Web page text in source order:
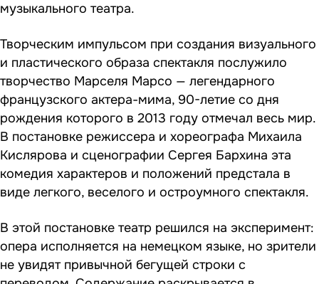
музыкального театра.
Творческим импульсом при создания визуального
и пластического образа спектакля послужило
творчество Марселя Марсо — легендарного
французского актера-мима, 90-летие со дня
рождения которого в 2013 году отмечал весь мир.
В постановке режиссера и хореографа Михаила
Кислярова и сценографии Сергея Бархина эта
комедия характеров и положений предстала в
виде легкого, веселого и остроумного спектакля.
В этой постановке театр решился на эксперимент:
опера исполняется на немецком языке, но зрители
не увидят привычной бегущей строки с